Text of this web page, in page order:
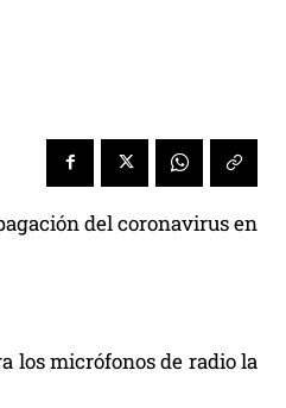
del coronavirus en
los micrófonos de radio la